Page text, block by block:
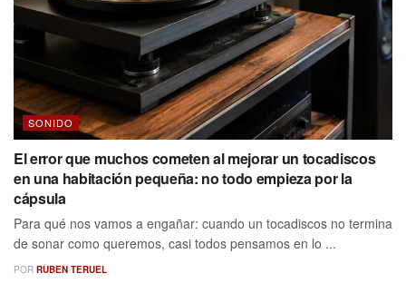
SONIDO
El error que muchos cometen al mejorar un tocadiscos
en una habitación pequeña: no todo empieza por la
cápsula
Para qué nos vamos a engañar: cuando un tocadiscos no termina
de sonar como queremos, casi todos pensamos en lo ...
POR RUBEN TERUEL